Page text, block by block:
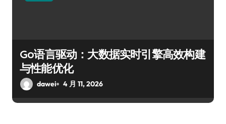
Go语言驱动：大数据实时引擎高效构建
与性能优化
dawei 4 月 11, 2026